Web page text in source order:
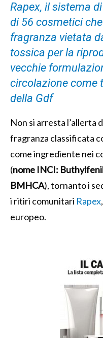
Rapex, il sistema
di 56 cosmetici
fragranza vietata
tossica per la
vecchie
circolazione come
della Gdf
Non si arresta l’allerta
fragranza classificata
come ingrediente nei
(nome INCI:
BMHCA), tornanto i
i ritiri comunitari Rapex
europeo.